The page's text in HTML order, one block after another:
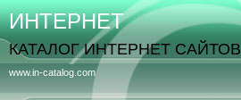
www.in-catalog.com
ИНТЕРНЕТ
КАТАЛОГ ИНТЕРНЕТ САЙТОВ